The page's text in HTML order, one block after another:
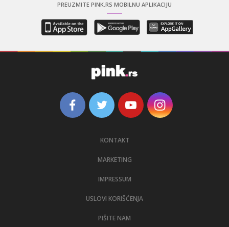
PREUZMITE PINK.RS MOBILNU APLIKACIJU
KONTAKT
MARKETING
IMPRESSUM
USLOVI KORIŠĆENJA
PIŠITE NAM